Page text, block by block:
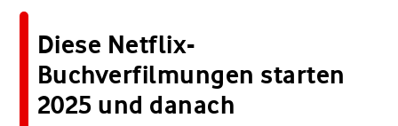
Diese Netflix-
Buchverfilmungen starten
2025 und danach